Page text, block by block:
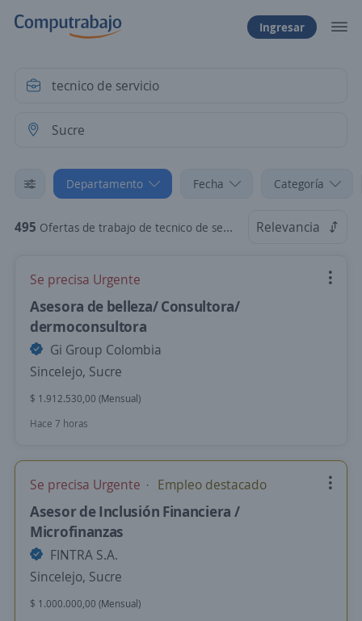
Ingresar
Departamento Fecha Categoría
495 Ofertas de trabajo de tecnico de servicio en Sucre Relevancia
Se precisa Urgente
Asesora de belleza/ Consultora/
dermoconsultora
Gi Group Colombia
Sincelejo, Sucre
$ 1.912.530,00 (Mensual)
Hace 7 horas
Se precisa Urgente Empleo destacado
Asesor de Inclusión Financiera /
Microfinanzas
FINTRA S.A.
Sincelejo, Sucre
$ 1.000.000,00 (Mensual)